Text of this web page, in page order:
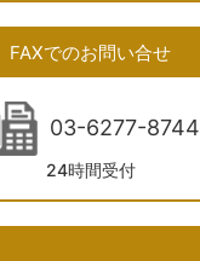
FAXでのお問い合せ
03-6277-8744
24時間受付